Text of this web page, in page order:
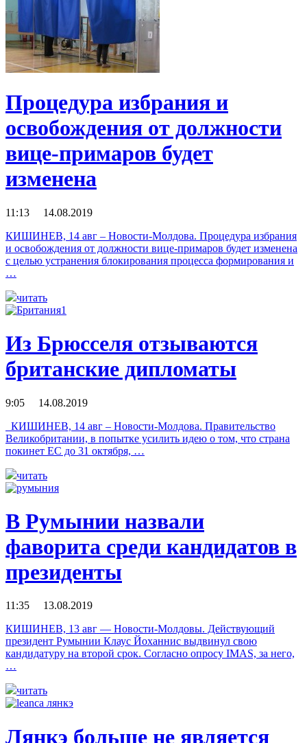
Процедура избрания и
освобождения от должности
вице-примаров будет
изменена
11:13 14.08.2019
КИШИНЕВ, 14 авг – Новости-Молдова. Процедура избрания
и освобождения от должности вице-примаров будет изменена
с целью устранения блокирования процесса формирования и
…
читать
Из Брюсселя отзываются
британские дипломаты
9:05 14.08.2019
КИШИНЕВ, 14 авг – Новости-Молдова. Правительство
Великобритании, в попытке усилить идею о том, что страна
покинет ЕС до 31 октября, …
читать
В Румынии назвали
фаворита среди кандидатов в
президенты
11:35 13.08.2019
КИШИНЕВ, 13 авг — Новости-Молдовы. Действующий
президент Румынии Клаус Йоханнис выдвинул свою
кандидатуру на второй срок. Согласно опросу IMAS, за него,
…
читать
Лянкэ больше не является